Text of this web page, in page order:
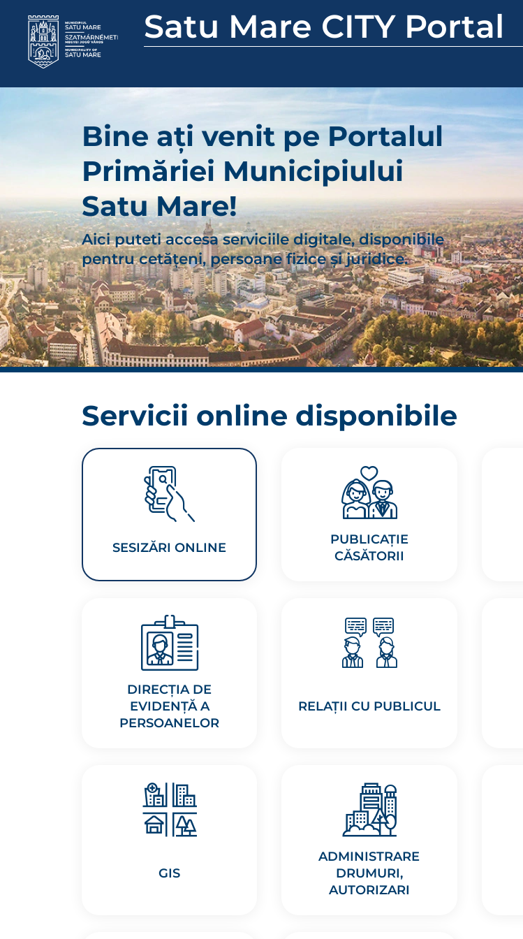
Satu Mare CITY Portal
Bine ați venit pe Portalul
Primăriei Municipiului
Satu Mare!
Aici puteti accesa serviciile digitale, disponibile
pentru cetăţeni, persoane fizice și juridice.
Servicii online disponibile
SESIZĂRI ONLINE
PUBLICAȚIE
CĂSĂTORII
DIRECȚIA DE
EVIDENȚĂ A
PERSOANELOR
RELAȚII CU PUBLICUL
GIS
ADMINISTRARE
DRUMURI,
AUTORIZARI